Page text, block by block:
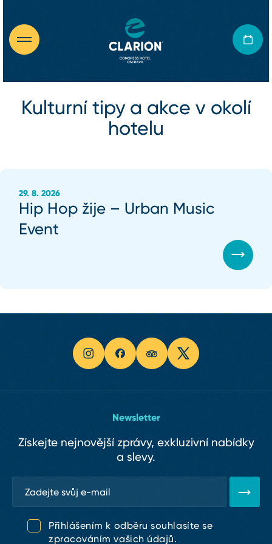
Kulturní tipy a akce v okolí
hotelu
29. 8. 2026
Hip Hop žije – Urban Music
Event
Newsletter
Získejte nejnovější zprávy, exkluzivní nabídky
a slevy.
Přihlášením k odběru souhlasíte se
zpracováním vašich údajů.